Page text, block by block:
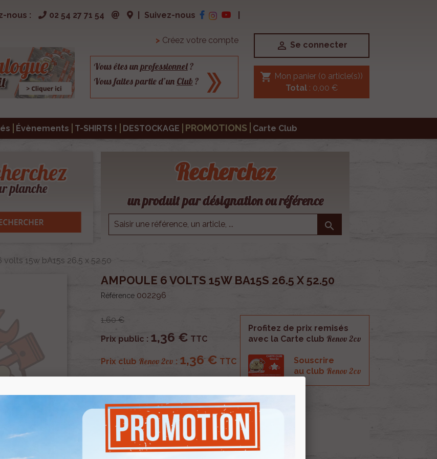
nous : 02 54 27 71 54 Suivez-nous
> Créez votre compte
Vous êtes unprofessionnel?
Vous faites partie d’un Club ?
 Se connecter
shopping_cart Mon panier (0 article(s))
Total: 0,00 €
Évènements T-SHIRTS ! DESTOCKAGE PROMOTIONS Carte Club
Recherchez
un produit par désignation ou référence

15w bA15s 26.5 x 52.50
AMPOULE 6 VOLTS 15W BA15S 26.5 X 52.50
Référence 002296
1,60 €
Prix public : 1,36 € TTC
Prix club Renov 2cv : 1,36 € TTC
Profitez de prix remisés
avec la Carte club Renov 2cv
Souscrire
au club Renov 2cv
Ampoule 6 volts 15w bA15S 26.5 x 52.50